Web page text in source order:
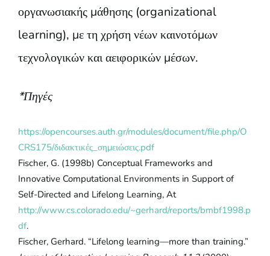
οργανωσιακής μάθησης (organizational
learning), με τη χρήση νέων καινοτόμων
τεχνολογικών και αειφορικών μέσων.
*Πηγές
https://opencourses.auth.gr/modules/document/file.php/O
CRS175/διδακτικές_σημειώσεις.pdf
Fischer, G. (1998b) Conceptual Frameworks and
Innovative Computational Environments in Support of
Self-Directed and Lifelong Learning, At
http://www.cs.colorado.edu/~gerhard/reports/bmbf1998.p
df.
Fischer, Gerhard. “Lifelong learning—more than training.”